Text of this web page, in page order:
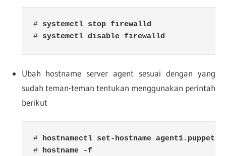
#
# systemctl disable firewalld
Ubah hostname server agent sesuai dengan yang
sudah teman-teman tentukan menggunakan perintah
berikut
# hostnamectl set-hostname
# hostname -f